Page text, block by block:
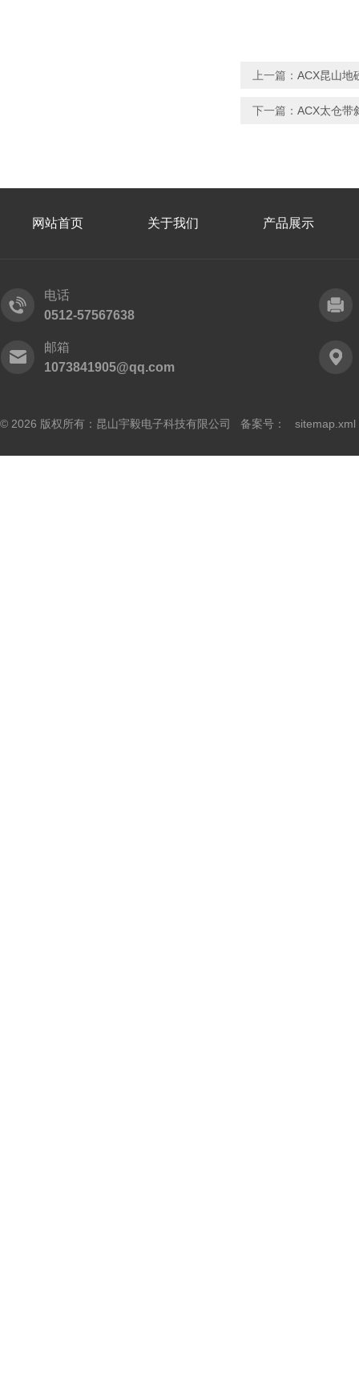
上一篇： ACX昆山地
下一篇： ACX太仓带
网站首页 关于我们 产品展示
电话
0512-57567638
邮箱
1073841905@qq.com
© 2026 版权所有：昆山宇毅电子科技有限公司 备案号： sitemap.xml